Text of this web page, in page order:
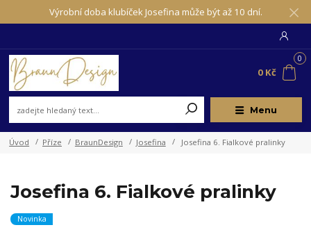
Výrobní doba klubíček Josefina může být až 10 dní.
Menu
0
0 Kč
Úvod Příze BraunDesign Josefina Josefina 6. Fialkové pralinky
Josefina 6. Fialkové pralinky
Novinka